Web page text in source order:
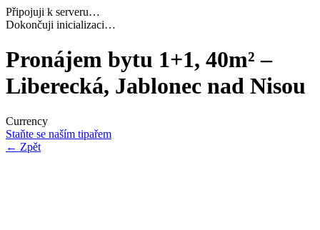
Připojuji k serveru…
Navazuji bezpečné spojení…
Pronájem bytu 1+1, 40m² –
Liberecká, Jablonec nad Nisou
Currency
Staňte se naším tipařem
← Zpět